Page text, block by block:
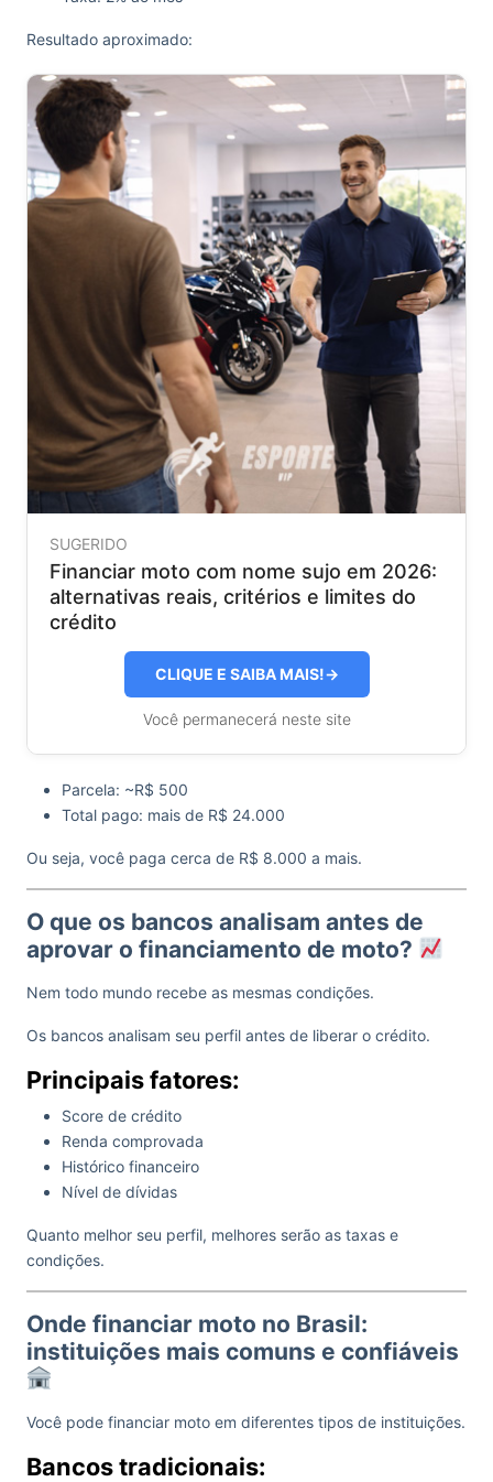
Resultado aproximado:
SUGERIDO
Financiar moto com nome sujo em 2026:
alternativas reais, critérios e limites do
crédito
CLIQUE E SAIBA MAIS!→
Você permanecerá neste site
Parcela: ~R$ 500
Total pago: mais de R$ 24.000
Ou seja, você paga cerca de R$ 8.000 a mais.
O que os bancos analisam antes de
aprovar o financiamento de moto?
Nem todo mundo recebe as mesmas condições.
Os bancos analisam seu perfil antes de liberar o crédito.
Principais fatores:
Score de crédito
Renda comprovada
Histórico financeiro
Nível de dívidas
Quanto melhor seu perfil, melhores serão as taxas e
condições.
Onde financiar moto no Brasil:
instituições mais comuns e confiáveis
Você pode financiar moto em diferentes tipos de instituições.
Bancos tradicionais: